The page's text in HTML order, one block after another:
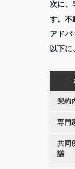
次に、
す。不
アドバ
以下に
契約
専門
共同
議